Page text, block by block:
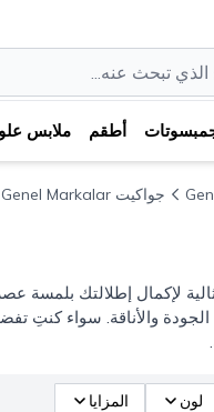
أطقم ملابس
جواكيت Genel Markalar
الجودة والأناقة. سواء كنتِ
لون المزايا